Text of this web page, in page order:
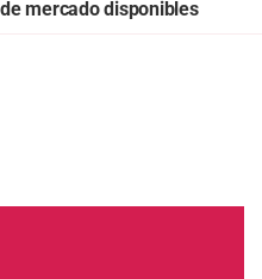
mercado disponibles